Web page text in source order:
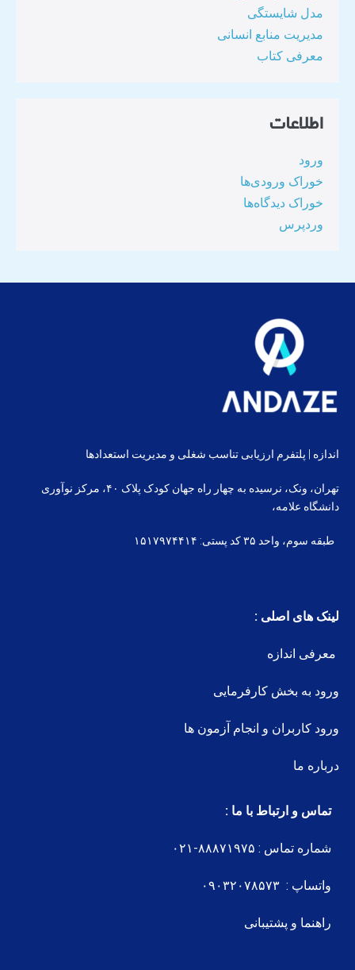
مدل شایستگی
مدیریت منابع انسانی
معرفی کتاب
اطلاعات
ورود
خوراک ورودی‌ها
خوراک دیدگاه‌ها
وردپرس
اندازه | پلتفرم ارزیابی تناسب شغلی و مدیریت استعدادها
تهران، ونک، نرسیده به چهار راه جهان کودک پلاک ۴۰، مرکز نوآوری
دانشگاه علامه،
طبقه سوم، واحد ۳۵ کد پستی: ۱۵۱۷۹۷۴۴۱۴
لینک های اصلی :
معرفی اندازه
ورود به بخش کارفرمایی
ورود کاربران و انجام آزمون ها
درباره ما
تماس و ارتباط با ما :
شماره تماس : ۸۸۸۷۱۹۷۵-۰۲۱
واتساپ : ۰۹۰۳۲۰۷۸۵۷۳
راهنما و پشتیبانی